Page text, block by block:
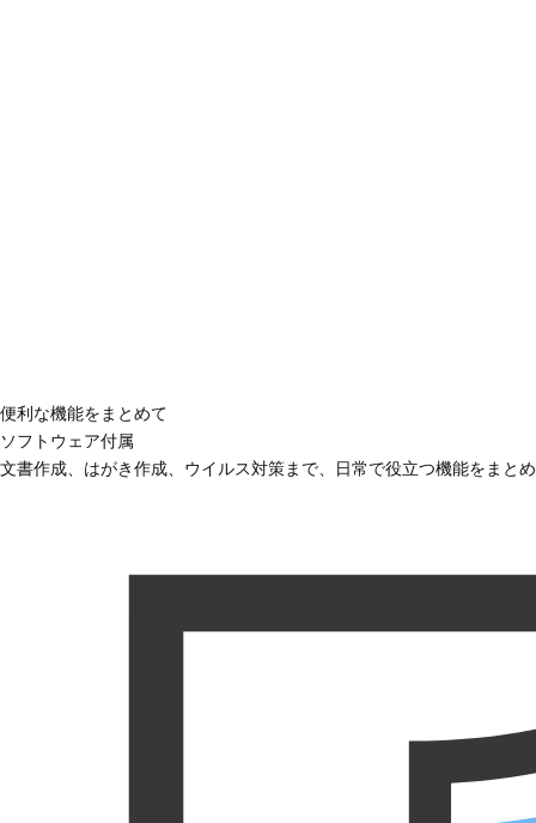
便利な機能をまとめて
ソフトウェア付属
文書作成、はがき作成、ウイルス対策まで、日常で役立つ機能をまと